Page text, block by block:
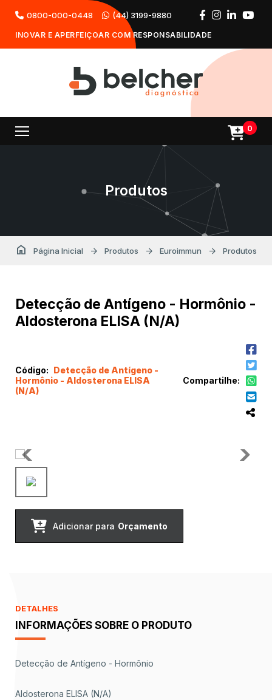
0800-000-0448 (44) 3199-9880
INOVAR E APERFEIÇOAR COM RESPONSABILIDADE
0
Produtos
home Página Inicial arrow_forward Produtos arrow_forward Euroimmun arrow_forward Produtos
Detecção de Antígeno - Hormônio -
Aldosterona ELISA (N/A)
Código: Detecção de Antígeno -
Hormônio - Aldosterona ELISA
(N/A)
Compartilhe:
Adicionar para Orçamento
DETALHES
INFORMAÇÕES SOBRE O PRODUTO
Detecção de Antígeno - Hormônio
Aldosterona ELISA (N/A)